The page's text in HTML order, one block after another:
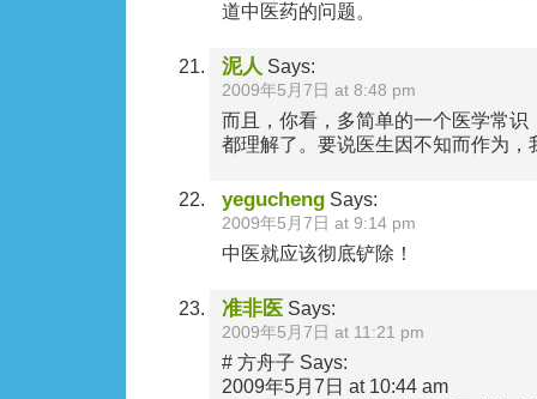
道中医药的问题。
泥人 Says:
2009年5月7日 at 8:48 pm
而且，你看，多简单的一个医学常识
都理解了。要说医生因不知而作为，
yegucheng Says:
2009年5月7日 at 9:14 pm
中医就应该彻底铲除！
准非医 Says:
2009年5月7日 at 11:21 pm
# 方舟子 Says:
2009年5月7日 at 10:44 am